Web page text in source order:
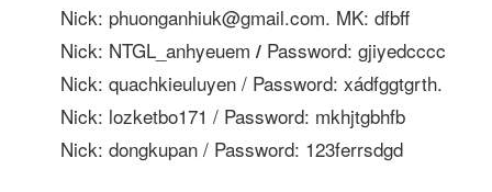
Nick: phuonganhiuk@gmail.com. MK: dfbff
Nick: NTGL_anhyeuem / Password: gjiyedcccc
Nick: quachkieuluyen / Password: xádfggtgrth.
Nick: lozketbo171 / Password: mkhjtgbhfb
Nick: dongkupan / Password: 123ferrsdgd